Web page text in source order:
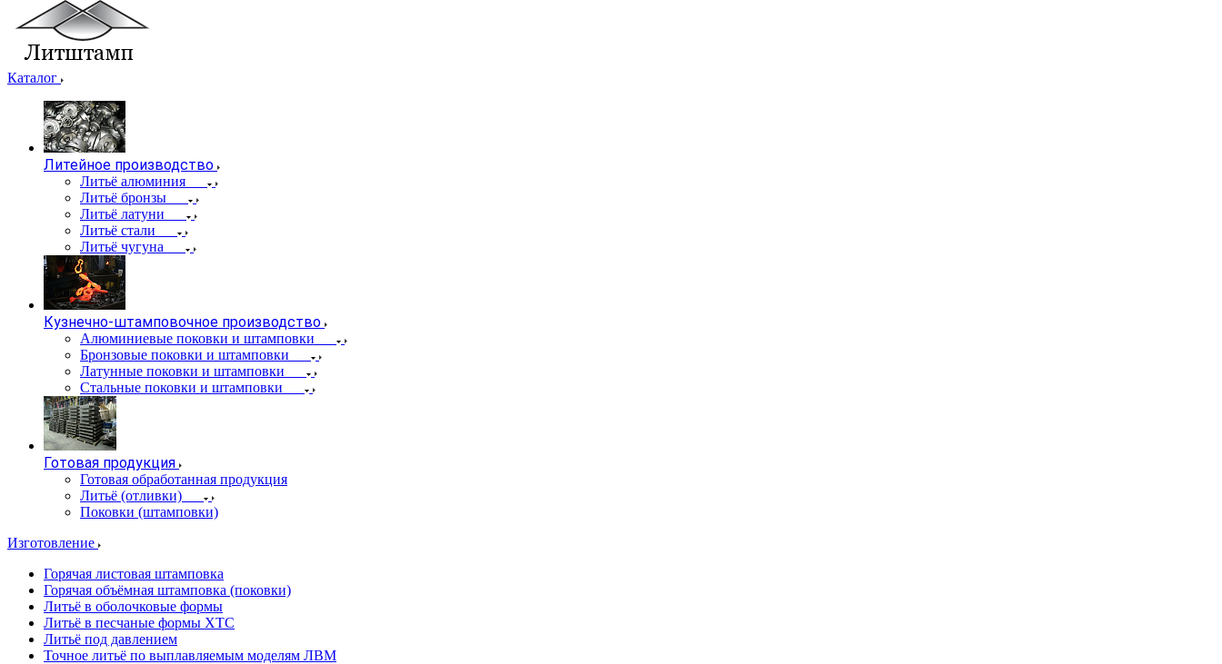
Каталог
Литейное производство
Литьё алюминия
Литьё бронзы
Литьё латуни
Литьё стали
Литьё чугуна
Кузнечно-штамповочное производство
Алюминиевые поковки и штамповки
Бронзовые поковки и штамповки
Латунные поковки и штамповки
Стальные поковки и штамповки
Готовая продукция
Готовая обработанная продукция
Литьё (отливки)
Поковки (штамповки)
Изготовление
Горячая листовая штамповка
Горячая объёмная штамповка (поковки)
Литьё в оболочковые формы
Литьё в песчаные формы ХТС
Литьё под давлением
Точное литьё по выплавляемым моделям ЛВМ